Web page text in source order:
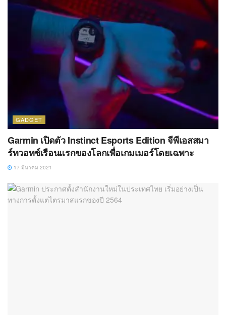
GADGET
Garmin เปิดตัว Instinct Esports Edition จีพีเอสสมา
ร์ทวอทช์เรือนแรกของโลกเพื่อเกมเมอร์โดยเฉพาะ
17 มีนาคม 2021